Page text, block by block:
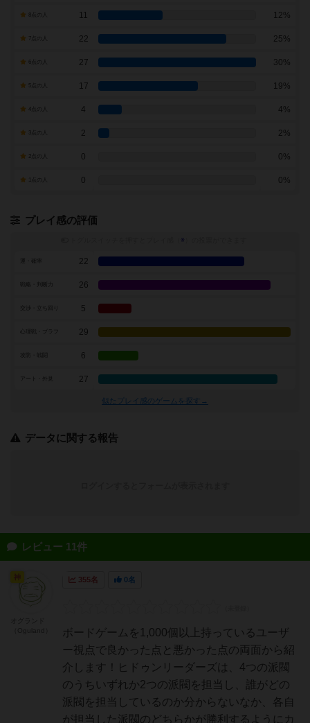
11 12%
7点の人 22 25%
27 30%
17 19%
4 4%
2 2%
0 0%
0 0%
プレイ感の評価
※
22
戦略・判断力 26
5
29
6
アート・外見 27
似たプレイ感のゲームを探す→
データに関する報告
レビュー 11件
355名 0名
ボードゲームを1,000個以上持っているユーザ
ー視点で良かった点と悪かった点の両面から紹
介します！ヒドゥンリーダーズは、4つの派閥
のうちいずれか2つの派閥を担当し、誰がどの
派閥を担当しているのか分からないなか、各自
が担当した派閥のどちらかが勝利するようにカ